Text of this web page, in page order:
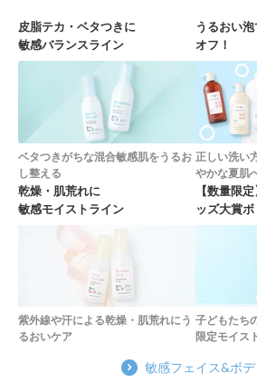
皮脂テカ・ベタつきに
敏感バランスライン
ベタつきがちな混合敏感肌をうるお
し整える
うるおい
オフ！
正しい洗い
やかな夏肌
乾燥・肌荒れに
敏感モイストライン
紫外線や汗による乾燥・肌荒れにう
るおいケア
【数量限
ッズ大賞
子どもたち
限定モイス
敏感フェイス&ボ